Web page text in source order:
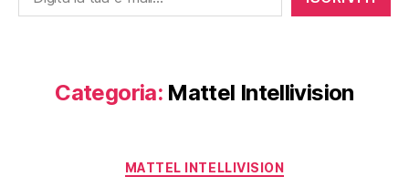
Categoria: Mattel Intellivision
Categorie
MATTEL INTELLIVISION